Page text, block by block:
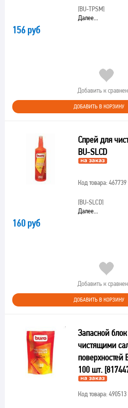
[BU-TPSM]
Далее...
156 руб
Добавить к
ДОБАВИТЬ В КОРЗИНУ
Спрей для
BU-SLCD
Код товара: 467739
[BU-SLCD]
Далее...
160 руб
Добавить к
ДОБАВИТЬ В КОРЗИНУ
Запасной
чистящими
поверхностей
100 шт.
Код товара: 490513